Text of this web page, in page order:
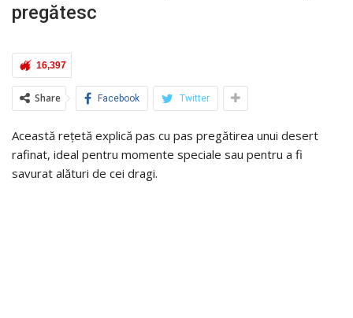
pregătesc
16,397
Share Facebook Twitter
Această rețetă explică pas cu pas pregătirea unui desert
rafinat, ideal pentru momente speciale sau pentru a fi
savurat alături de cei dragi.